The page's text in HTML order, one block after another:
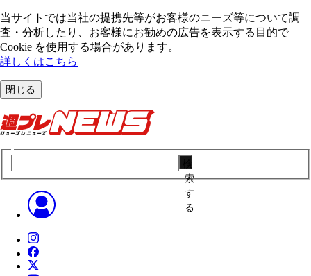
当サイトでは当社の提携先等がお客様のニーズ等について調
査・分析したり、お客様にお勧めの広告を表⽰する⽬的で
Cookie を使⽤する場合があります。
詳しくはこちら
閉じる
索
す
る